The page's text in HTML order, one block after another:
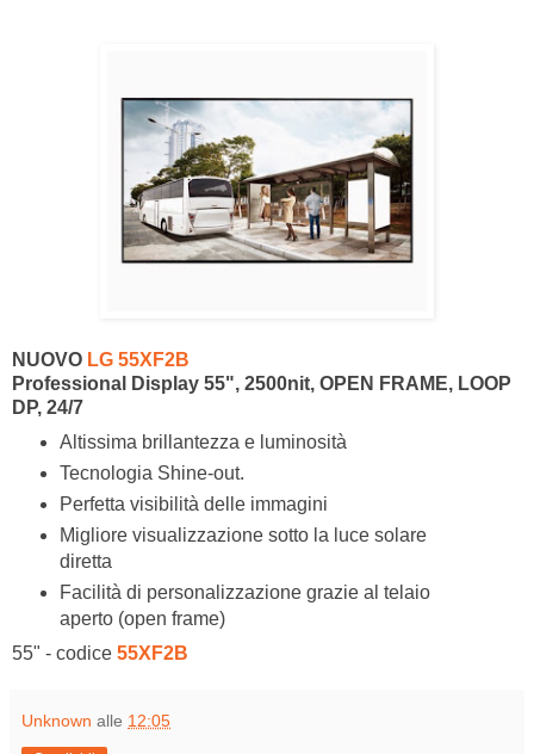
NUOVO LG 55XF2B
Professional Display 55", 2500nit, OPEN FRAME, LOOP
DP, 24/7
Altissima brillantezza e luminosità
Tecnologia Shine-out.
Perfetta visibilità delle immagini
Migliore visualizzazione sotto la luce solare
diretta
Facilità di personalizzazione grazie al telaio
aperto (open frame)
55" - codice 55XF2B
Unknown alle 12:05